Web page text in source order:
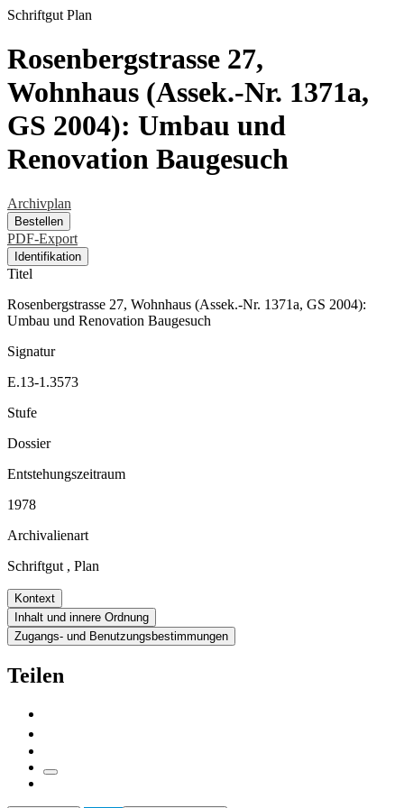
Schriftgut Plan
Rosenbergstrasse 27,
Wohnhaus (Assek.-Nr. 1371a,
GS 2004): Umbau und
Renovation Baugesuch
Archivplan
Bestellen
PDF-Export
Identifikation
Titel
Rosenbergstrasse 27, Wohnhaus (Assek.-Nr. 1371a, GS 2004):
Umbau und Renovation Baugesuch
Signatur
E.13-1.3573
Stufe
Dossier
Entstehungszeitraum
1978
Archivalienart
Schriftgut , Plan
Kontext
Inhalt und innere Ordnung
Zugangs- und Benutzungsbestimmungen
Teilen